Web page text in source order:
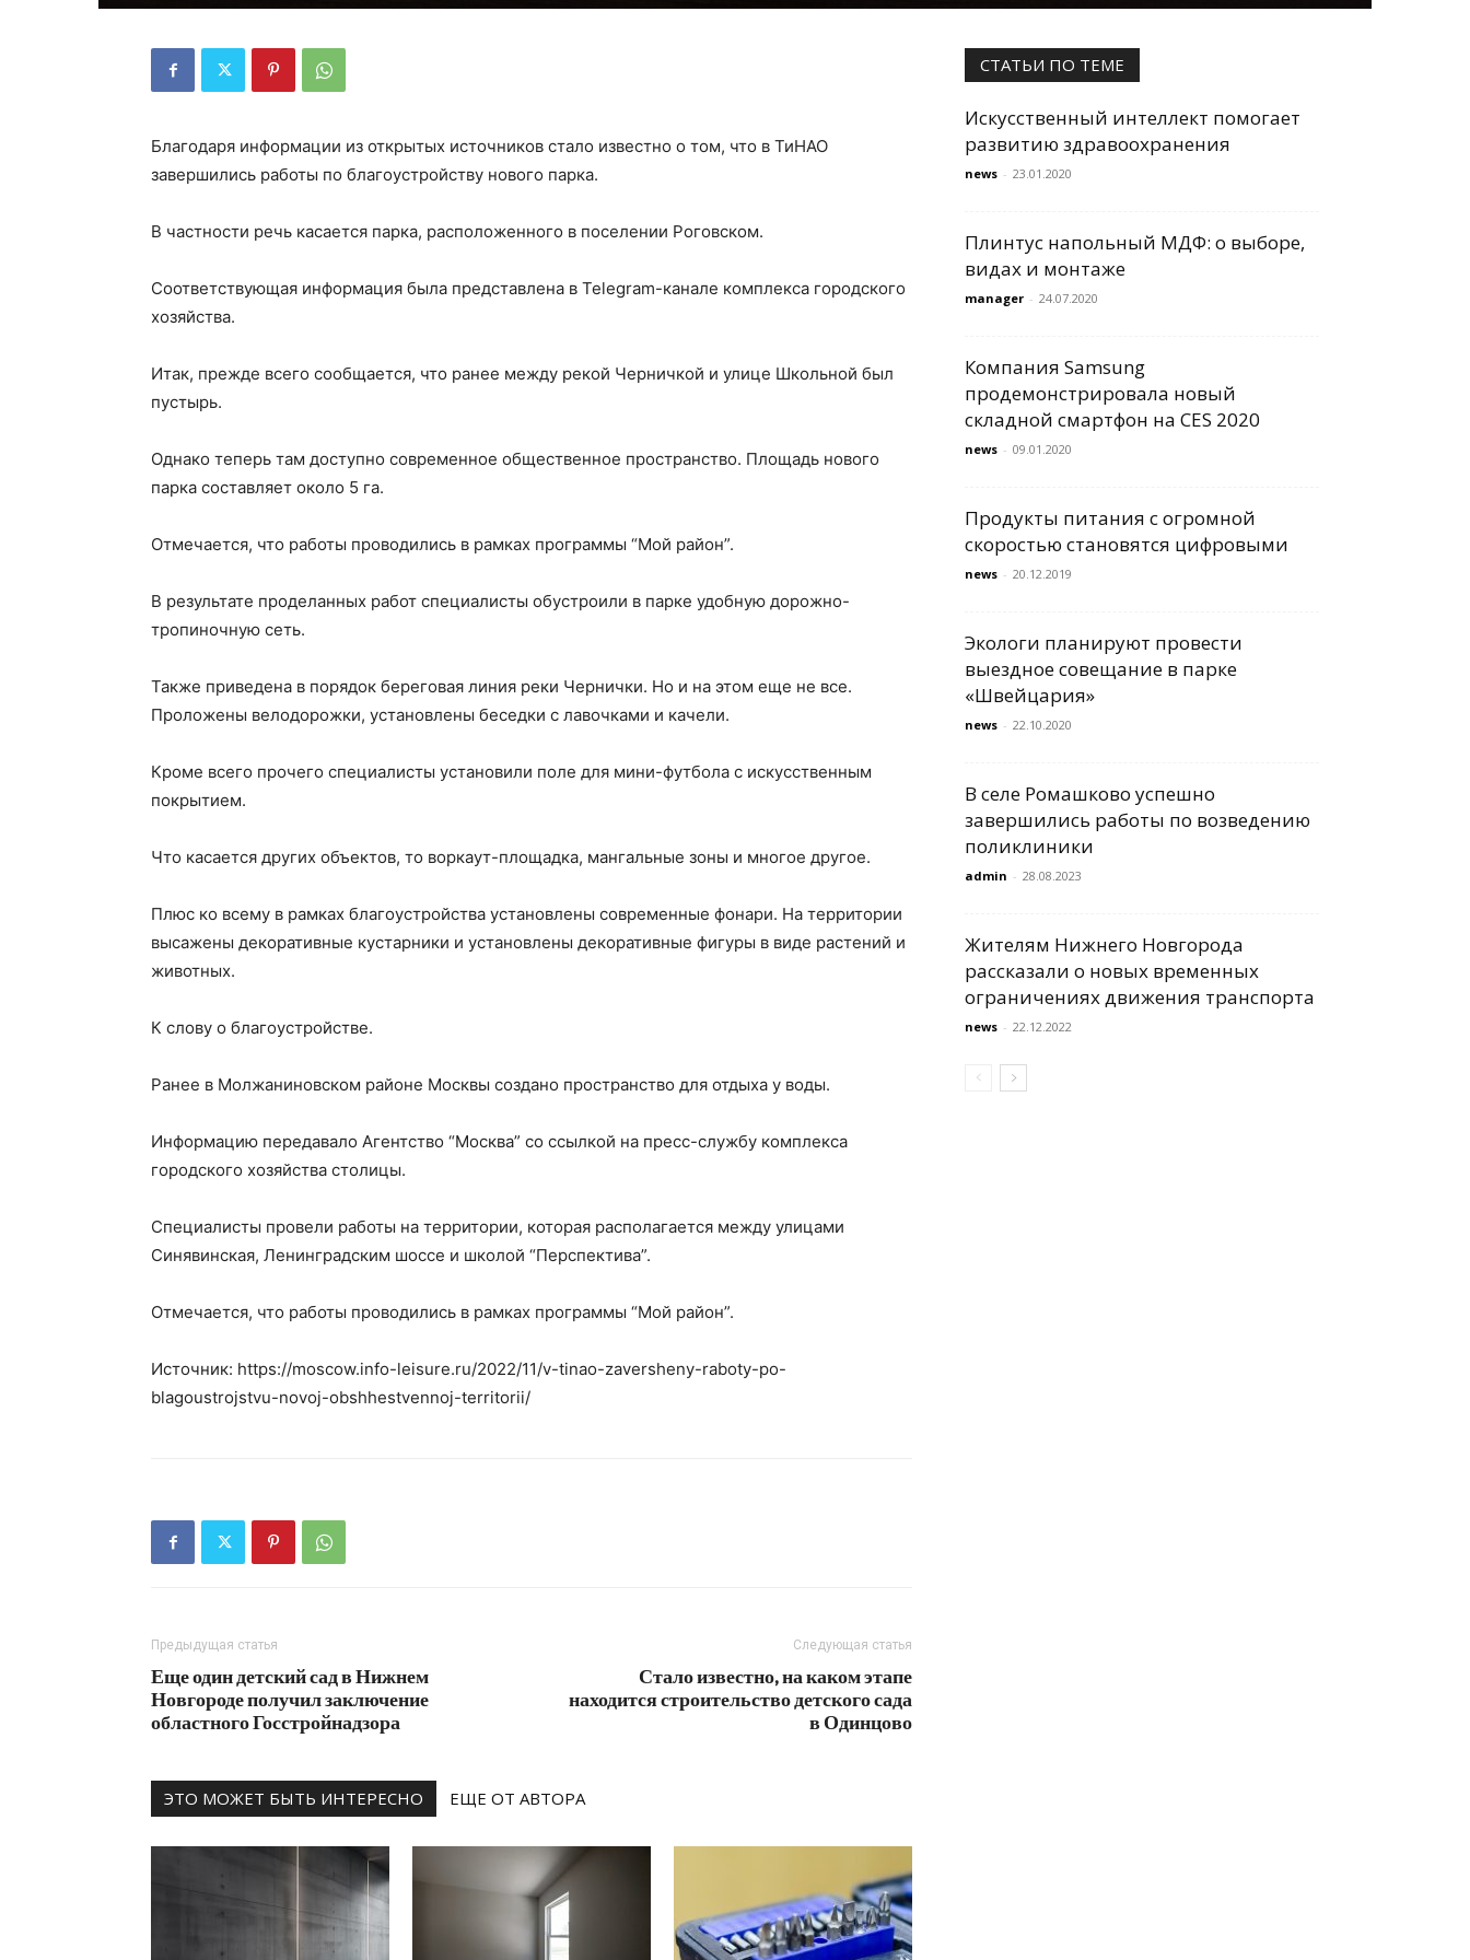
Благодаря информации из открытых источников стало известно о том, что в ТиНАО
завершились работы по благоустройству нового парка.
В частности речь касается парка, расположенного в поселении Роговском.
Соответствующая информация была представлена в Telegram-канале комплекса городского
хозяйства.
Итак, прежде всего сообщается, что ранее между рекой Черничкой и улице Школьной был
пустырь.
Однако теперь там доступно современное общественное пространство. Площадь нового
парка составляет около 5 га.
Отмечается, что работы проводились в рамках программы “Мой район”.
В результате проделанных работ специалисты обустроили в парке удобную дорожно-
тропиночную сеть.
Также приведена в порядок береговая линия реки Чернички. Но и на этом еще не все.
Проложены велодорожки, установлены беседки с лавочками и качели.
Кроме всего прочего специалисты установили поле для мини-футбола с искусственным
покрытием.
Что касается других объектов, то воркаут-площадка, мангальные зоны и многое другое.
Плюс ко всему в рамках благоустройства установлены современные фонари. На территории
высажены декоративные кустарники и установлены декоративные фигуры в виде растений и
животных.
К слову о благоустройстве.
Ранее в Молжаниновском районе Москвы создано пространство для отдыха у воды.
Информацию передавало Агентство “Москва” со ссылкой на пресс-службу комплекса
городского хозяйства столицы.
Специалисты провели работы на территории, которая располагается между улицами
Синявинская, Ленинградским шоссе и школой “Перспектива”.
Отмечается, что работы проводились в рамках программы “Мой район”.
Источник: https://moscow.info-leisure.ru/2022/11/v-tinao-zaversheny-raboty-po-
blagoustrojstvu-novoj-obshhestvennoj-territorii/
Предыдущая статья
Еще один детский сад в Нижнем
Новгороде получил заключение
областного Госстройнадзора
Следующая статья
Стало известно, на каком этапе
находится строительство детского сада
в Одинцово
ЭТО МОЖЕТ БЫТЬ ИНТЕРЕСНО ЕЩЕ ОТ АВТОРА
СТАТЬИ ПО ТЕМЕ
Искусственный интеллект помогает
развитию здравоохранения
news - 23.01.2020
Плинтус напольный МДФ: о выборе,
видах и монтаже
manager - 24.07.2020
Компания Samsung
продемонстрировала новый
складной смартфон на CES 2020
news - 09.01.2020
Продукты питания с огромной
скоростью становятся цифровыми
news - 20.12.2019
Экологи планируют провести
выездное совещание в парке
«Швейцария»
news - 22.10.2020
В селе Ромашково успешно
завершились работы по возведению
поликлиники
admin - 28.08.2023
Жителям Нижнего Новгорода
рассказали о новых временных
ограничениях движения транспорта
news - 22.12.2022